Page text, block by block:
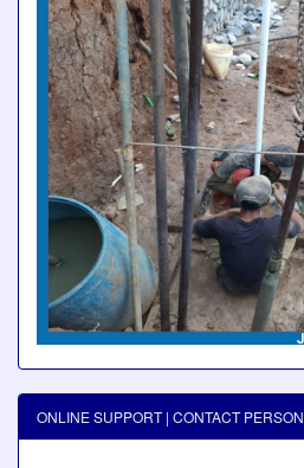
ONLINE SUPPORT | CONTACT PERSON